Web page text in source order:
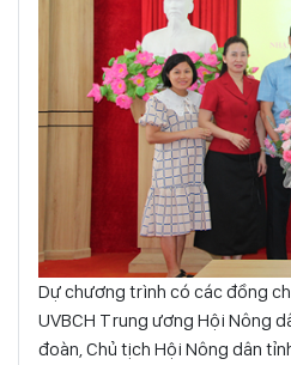
Dự chương trình có các đồng
UVBCH Trung ương Hội Nông
đoàn, Chủ tịch Hội Nông dân